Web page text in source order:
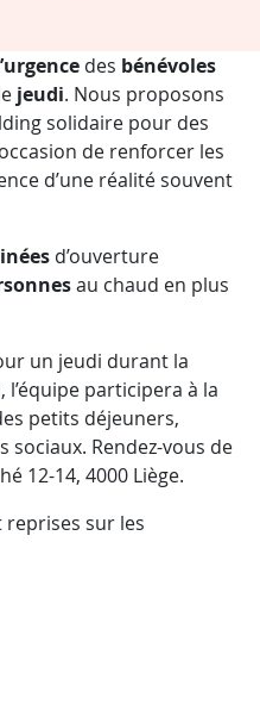
des bénévoles
jeudi. Nous proposons
solidaire pour des
de renforcer les
d’une réalité souvent
d’ouverture
au chaud en plus
un jeudi durant la
participera à la
petits déjeuners,
Rendez-vous de
12-14, 4000 Liège.
sur les